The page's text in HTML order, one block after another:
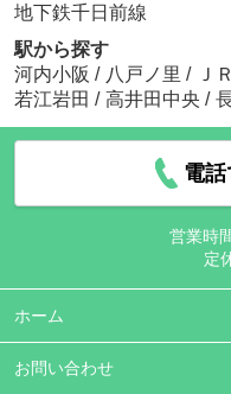
地下鉄千日前線
駅から探す
河内小阪 / 八戸ノ里 / Ｊ
若江岩田 / 高井田中央 /
電
営業時
定
ホーム
お問い合わせ